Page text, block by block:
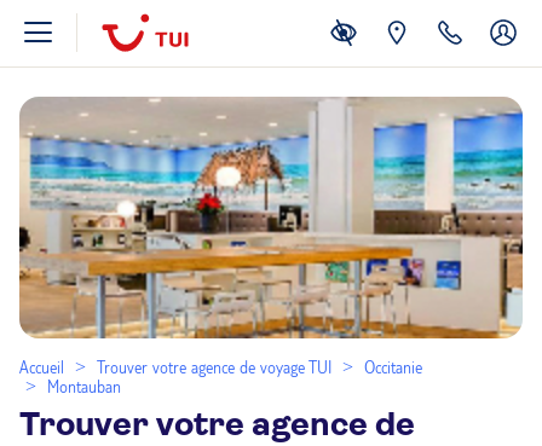
Accueil Trouver votre agence de voyage TUI
Occitanie
Montauban
Trouver votre agence de